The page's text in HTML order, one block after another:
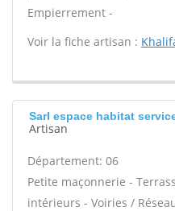
Empierrement -
Voir la fiche artisan :
Sarl espace habitat
Artisan
Département: 06
Petite maçonnerie -
intérieurs - Voiries /